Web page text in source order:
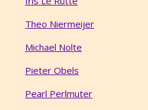
Theo Niermeijer
Michael Nolte
Pieter Obels
Pearl Perlmuter